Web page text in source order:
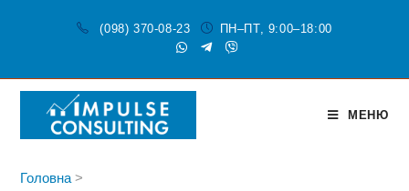
(098) 370-08-23 ПН–ПТ, 9:00–18:00
МЕНЮ
Головна >